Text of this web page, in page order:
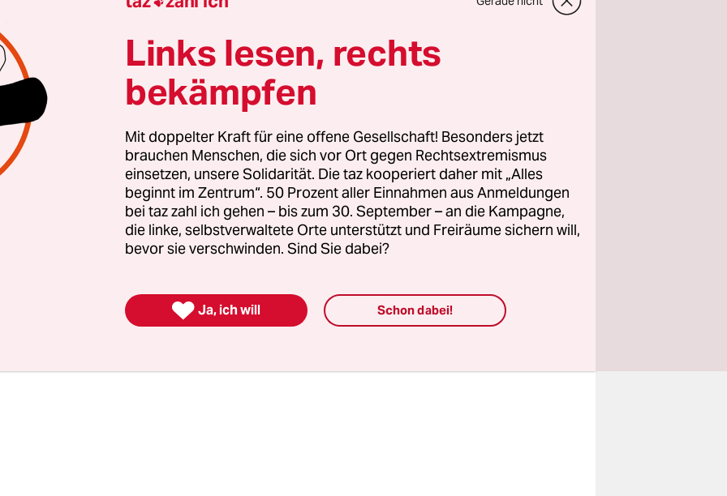
in der Ukraine inne wie er. Doch am Dienstag
Ohne auf die Gründe seiner Entscheidung einzugehen,
Rücktritt, fügte der Erklärung noch ein
„Ich habe die Ehre“ hinzu.
Geheimnis, wie der 1964 im aserbaidschanischen Baku
es geschafft hatte, alle Regierungsumbildungen in
zu überleben. Rechtzeitig hatte er Anfang 2019 erkannt,
Poroschenko nicht mehr zu einer zweiten Amtsperiode
Er diente sichWolodimir Selenskian. Nicht
dass Selenski Awakow nur deswegen als
nicht zum Gegner haben wollte.
Links lesen, rechts
bekämpfen
Mit doppelter Kraft für eine offene Gesellschaft! Besonders jetzt
brauchen Menschen, die sich vor Ort gegen Rechtsextremismus
einsetzen, unsere Solidarität. Die taz kooperiert daher mit „Alles
beginnt im Zentrum“. 50 Prozent aller Einnahmen aus Anmeldungen
bei taz zahl ich gehen – bis zum 30. September – an die Kampagne,
die linke, selbstverwaltete Orte unterstützt und Freiräume sichern will,
bevor sie verschwinden. Sind Sie dabei?
 Ja, ich will Schon dabei!